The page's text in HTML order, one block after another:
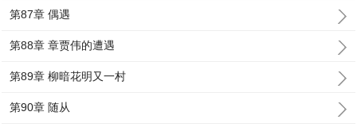
第87章 偶遇
第88章 章贾伟的遭遇
第89章 柳暗花明又一村
第90章 随从